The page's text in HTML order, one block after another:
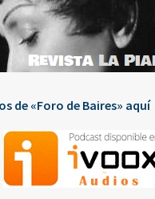
de «Foro de Baires» aquí